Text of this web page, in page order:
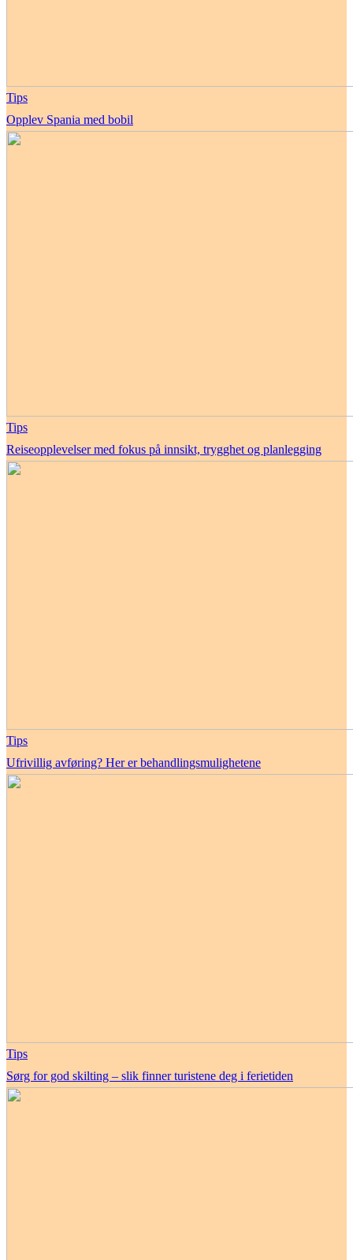
Tips
Opplev Spania med bobil
Tips
Reiseopplevelser med fokus på innsikt, trygghet og planlegging
Tips
Ufrivillig avføring? Her er behandlingsmulighetene
Tips
Sørg for god skilting – slik finner turistene deg i ferietiden